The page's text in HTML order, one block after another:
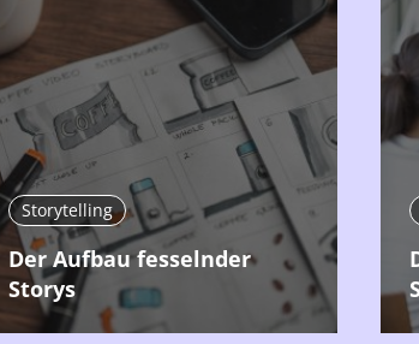
Storytelling
Der Aufbau fesselnder
Storys